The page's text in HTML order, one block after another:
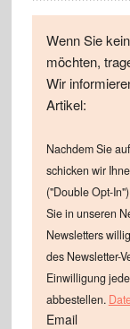
Wenn Sie
möchten,
Wir
Artikel:
Nachdem Sie
schicken wir
("Double Opt-
Sie in unseren
Newsletters
des Newsletter-
Einwilligung
abbestellen.
Email